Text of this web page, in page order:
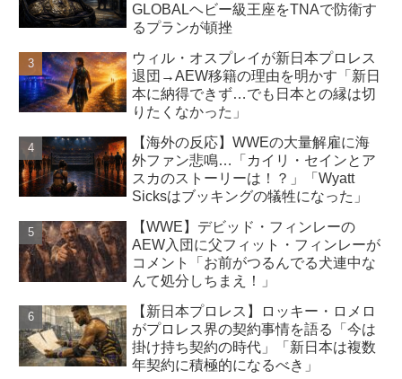
GLOBALヘビー級王座をTNAで防衛す
るプランが頓挫
ウィル・オスプレイが新日本プロレス
退団→AEW移籍の理由を明かす「新日
本に納得できず…でも日本との縁は切
りたくなかった」
【海外の反応】WWEの大量解雇に海
外ファン悲鳴…「カイリ・セインとア
スカのストーリーは！？」「Wyatt
Sicksはブッキングの犠牲になった」
【WWE】デビッド・フィンレーの
AEW入団に父フィット・フィンレーが
コメント「お前がつるんでる犬連中な
んて処分しちまえ！」
【新日本プロレス】ロッキー・ロメロ
がプロレス界の契約事情を語る「今は
掛け持ち契約の時代」「新日本は複数
年契約に積極的になるべき」